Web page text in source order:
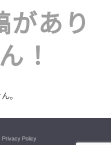
があり
！
。
Privacy Policy